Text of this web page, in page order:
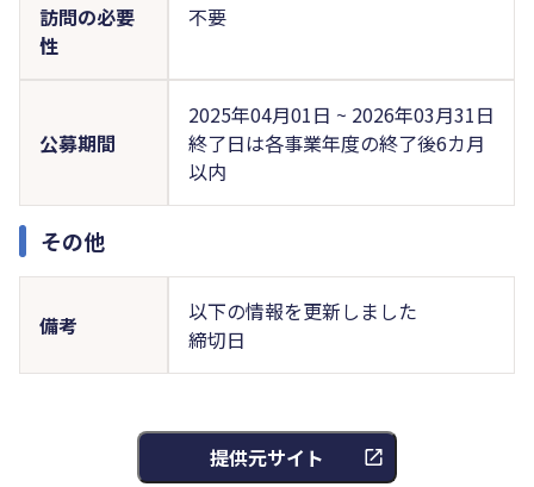
訪問の必要
性
不要
公募期間
2025年04月01日 ~ 2026年03月31日
終了日は各事業年度の終了後6カ月
以内
その他
備考
以下の情報を更新しました
締切日
提供元サイト